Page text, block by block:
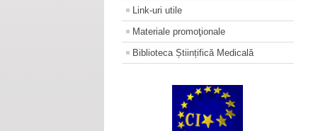
Link-uri utile
Materiale promoţionale
Biblioteca Științifică Medicală